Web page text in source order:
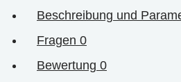
Beschreibung und
Fragen 0
Bewertung 0